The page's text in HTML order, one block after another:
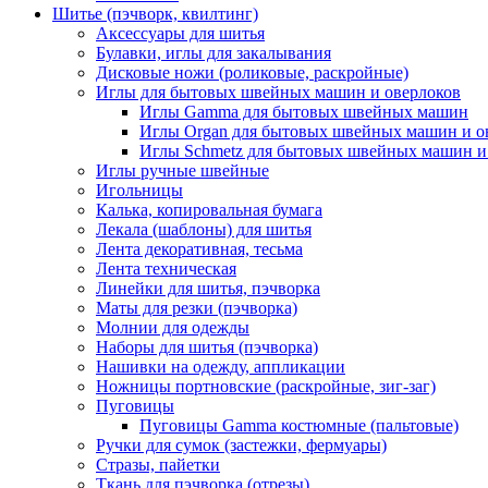
Шитье (пэчворк, квилтинг)
Аксессуары для шитья
Булавки, иглы для закалывания
Дисковые ножи (роликовые, раскройные)
Иглы для бытовых швейных машин и оверлоков
Иглы Gamma для бытовых швейных машин
Иглы Organ для бытовых швейных машин и
Иглы Schmetz для бытовых швейных машин и
Иглы ручные швейные
Игольницы
Калька, копировальная бумага
Лекала (шаблоны) для шитья
Лента декоративная, тесьма
Лента техническая
Линейки для шитья, пэчворка
Маты для резки (пэчворка)
Молнии для одежды
Наборы для шитья (пэчворка)
Нашивки на одежду, аппликации
Ножницы портновские (раскройные, зиг-заг)
Пуговицы
Пуговицы Gamma костюмные (пальтовые)
Ручки для сумок (застежки, фермуары)
Стразы, пайетки
Ткань для пэчворка (отрезы)